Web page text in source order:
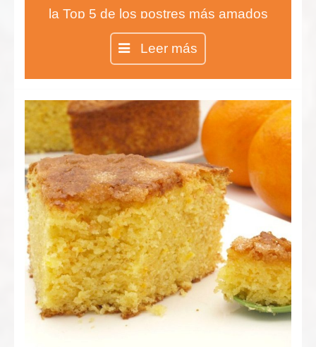
la Top 5 de los postres más amados
del mundo y no importa si prefieres
la tarta de queso sin horno o la
clásica, lo más importante es su
exquisito sabor.
Leer más